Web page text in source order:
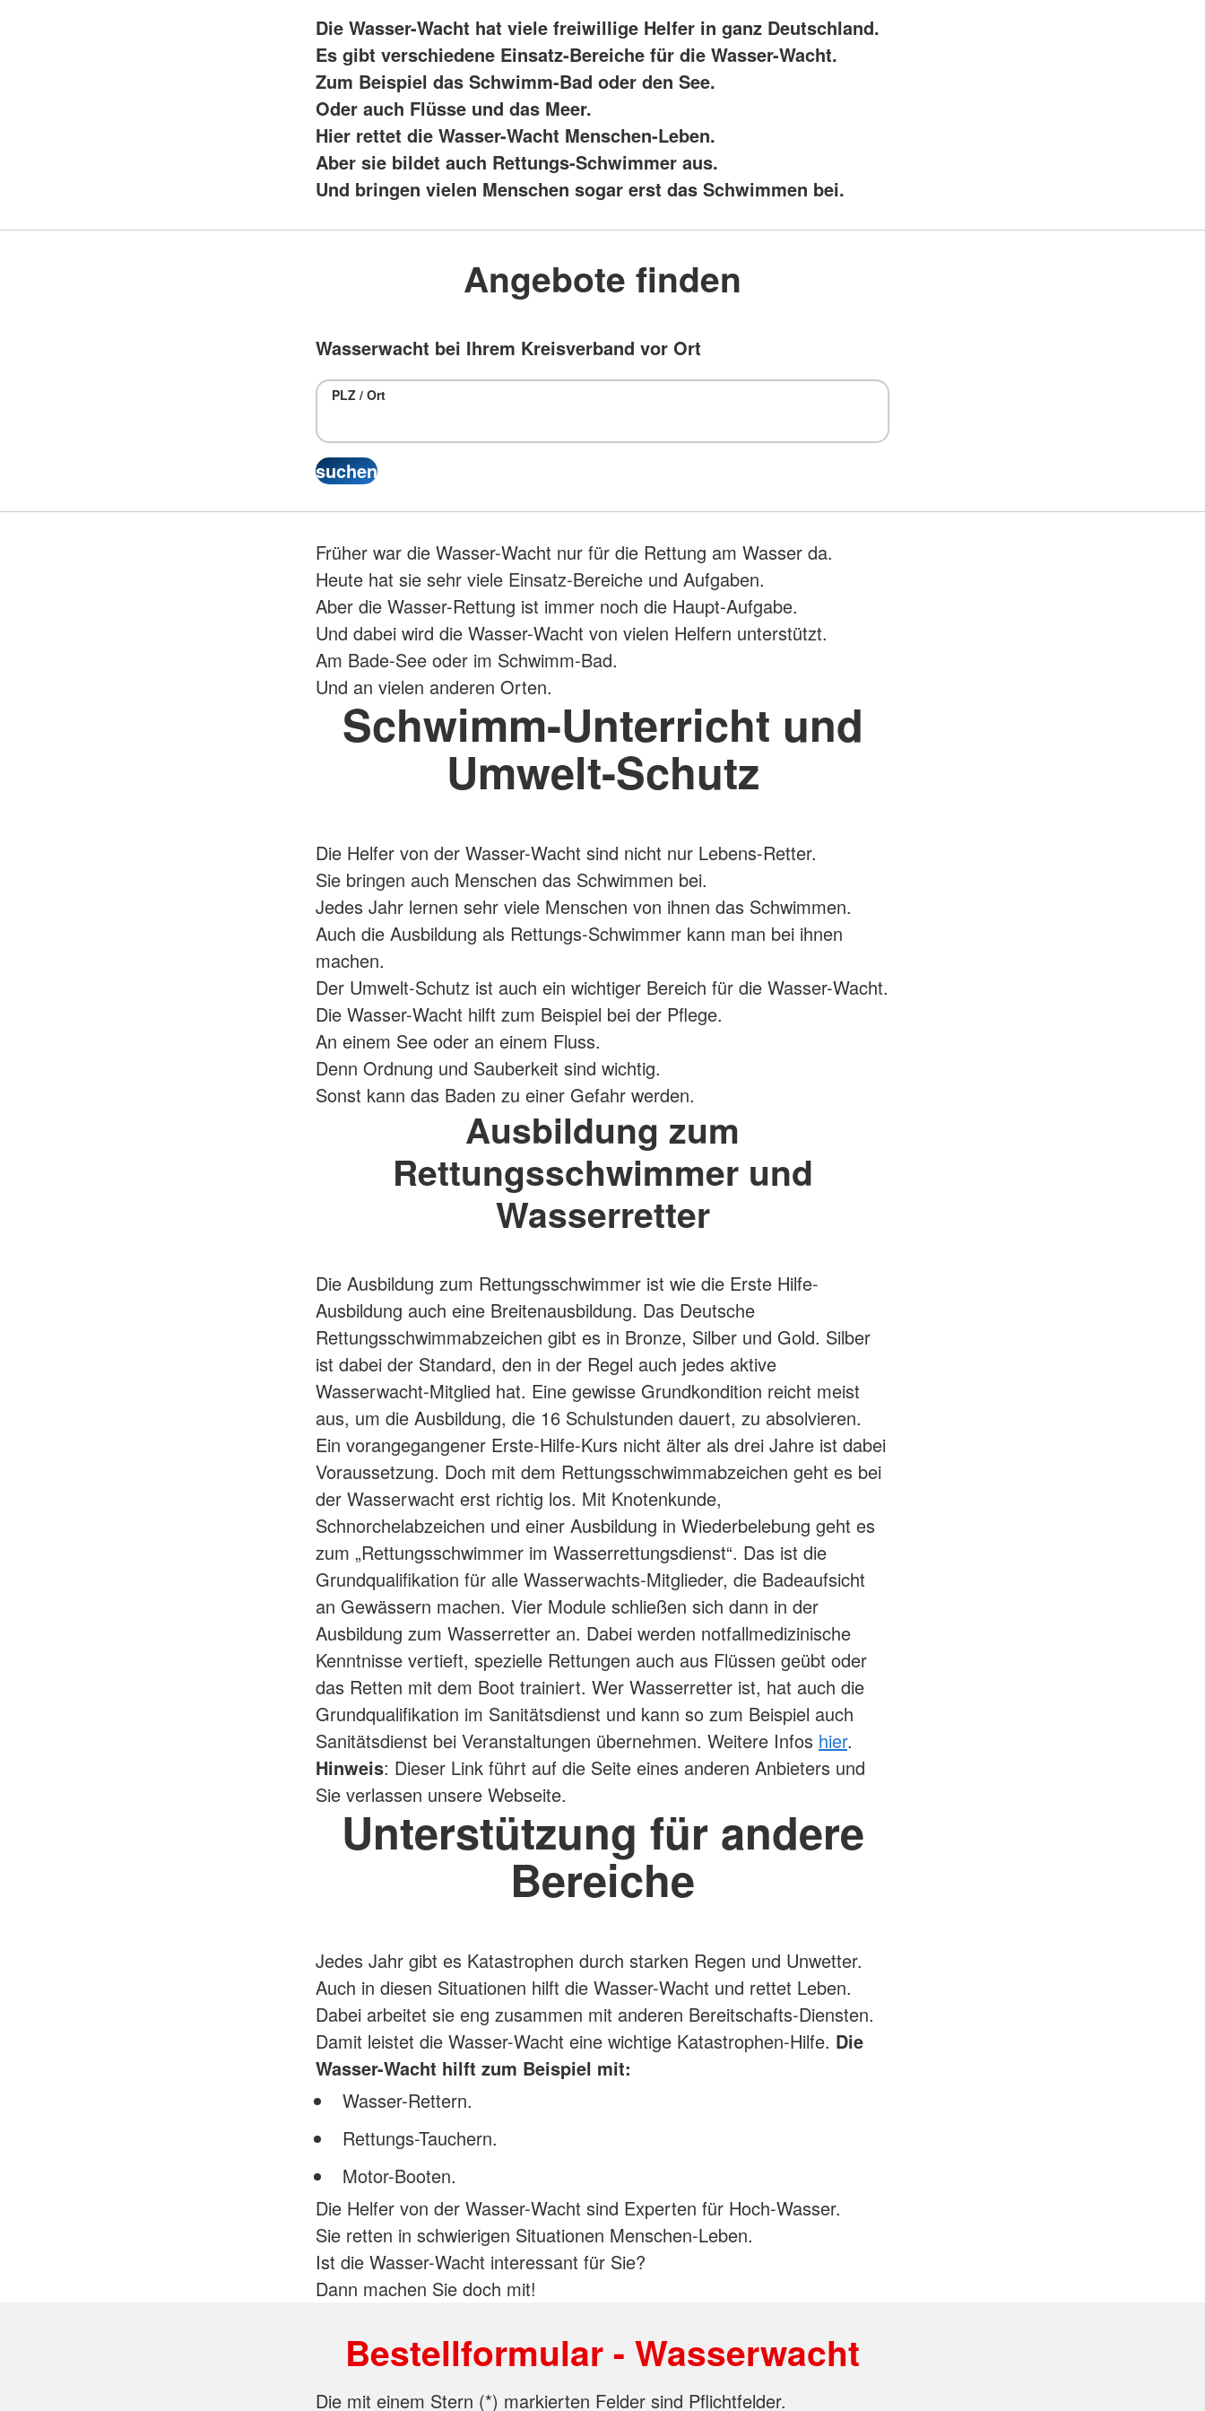
Die Wasser-Wacht hat viele freiwillige Helfer in ganz Deutschland.
Es gibt verschiedene Einsatz-Bereiche für die Wasser-Wacht.
Zum Beispiel das Schwimm-Bad oder den See.
Oder auch Flüsse und das Meer.
Hier rettet die Wasser-Wacht Menschen-Leben.
Aber sie bildet auch Rettungs-Schwimmer aus.
Und bringen vielen Menschen sogar erst das Schwimmen bei.
Angebote finden
Wasserwacht bei Ihrem Kreisverband vor Ort
PLZ / Ort
Früher war die Wasser-Wacht nur für die Rettung am Wasser da.
Heute hat sie sehr viele Einsatz-Bereiche und Aufgaben.
Aber die Wasser-Rettung ist immer noch die Haupt-Aufgabe.
Und dabei wird die Wasser-Wacht von vielen Helfern unterstützt.
Am Bade-See oder im Schwimm-Bad.
Und an vielen anderen Orten.
Schwimm-Unterricht und
Umwelt-Schutz
Die Helfer von der Wasser-Wacht sind nicht nur Lebens-Retter.
Sie bringen auch Menschen das Schwimmen bei.
Jedes Jahr lernen sehr viele Menschen von ihnen das Schwimmen.
Auch die Ausbildung als Rettungs-Schwimmer kann man bei ihnen
machen.
Der Umwelt-Schutz ist auch ein wichtiger Bereich für die Wasser-Wacht.
Die Wasser-Wacht hilft zum Beispiel bei der Pflege.
An einem See oder an einem Fluss.
Denn Ordnung und Sauberkeit sind wichtig.
Sonst kann das Baden zu einer Gefahr werden.
Ausbildung zum
Rettungsschwimmer und
Wasserretter
Die Ausbildung zum Rettungsschwimmer ist wie die Erste Hilfe-
Ausbildung auch eine Breitenausbildung. Das Deutsche
Rettungsschwimmabzeichen gibt es in Bronze, Silber und Gold. Silber
ist dabei der Standard, den in der Regel auch jedes aktive
Wasserwacht-Mitglied hat. Eine gewisse Grundkondition reicht meist
aus, um die Ausbildung, die 16 Schulstunden dauert, zu absolvieren.
Ein vorangegangener Erste-Hilfe-Kurs nicht älter als drei Jahre ist dabei
Voraussetzung. Doch mit dem Rettungsschwimmabzeichen geht es bei
der Wasserwacht erst richtig los. Mit Knotenkunde,
Schnorchelabzeichen und einer Ausbildung in Wiederbelebung geht es
zum „Rettungsschwimmer im Wasserrettungsdienst“. Das ist die
Grundqualifikation für alle Wasserwachts-Mitglieder, die Badeaufsicht
an Gewässern machen. Vier Module schließen sich dann in der
Ausbildung zum Wasserretter an. Dabei werden notfallmedizinische
Kenntnisse vertieft, spezielle Rettungen auch aus Flüssen geübt oder
das Retten mit dem Boot trainiert. Wer Wasserretter ist, hat auch die
Grundqualifikation im Sanitätsdienst und kann so zum Beispiel auch
Sanitätsdienst bei Veranstaltungen übernehmen. Weitere Infos hier.
Hinweis: Dieser Link führt auf die Seite eines anderen Anbieters und
Sie verlassen unsere Webseite.
Unterstützung für andere
Bereiche
Jedes Jahr gibt es Katastrophen durch starken Regen und Unwetter.
Auch in diesen Situationen hilft die Wasser-Wacht und rettet Leben.
Dabei arbeitet sie eng zusammen mit anderen Bereitschafts-Diensten.
Damit leistet die Wasser-Wacht eine wichtige Katastrophen-Hilfe. Die
Wasser-Wacht hilft zum Beispiel mit:
Wasser-Rettern.
Rettungs-Tauchern.
Motor-Booten.
Die Helfer von der Wasser-Wacht sind Experten für Hoch-Wasser.
Sie retten in schwierigen Situationen Menschen-Leben.
Ist die Wasser-Wacht interessant für Sie?
Dann machen Sie doch mit!
Bestellformular - Wasserwacht
Die mit einem Stern (*) markierten Felder sind Pflichtfelder.